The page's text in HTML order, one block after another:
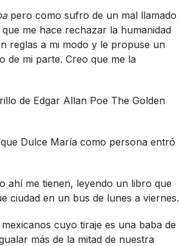
pero como sufro de un mal llamado
me hace rechazar la humanidad
reglas a mi modo y le propuse un
de mi parte. Creo que me la
de Edgar Allan Poe The Golden
Dulce Marí­a como persona entró
ahí­ me tienen, leyendo un libro que
ciudad en un bus de lunes a viernes.
cuyo tiraje es una baba de
más de la mitad de nuestra